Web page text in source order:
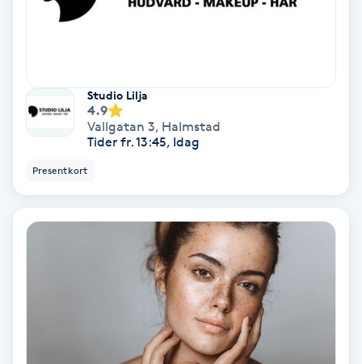
Makeup
Studio Lilja
4.9
Vallgatan 3, Halmstad
Tider fr. 13:45, Idag
Presentkort